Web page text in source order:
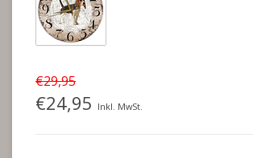
€29,95
€24,95 Inkl. MwSt.